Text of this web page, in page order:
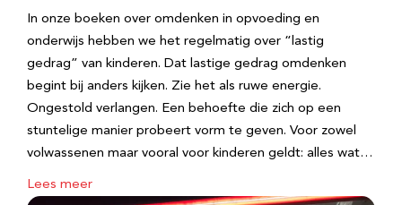
In onze boeken over omdenken in opvoeding en
onderwijs hebben we het regelmatig over “lastig
gedrag” van kinderen. Dat lastige gedrag omdenken
begint bij anders kijken. Zie het als ruwe energie.
Ongestold verlangen. Een behoefte die zich op een
stuntelige manier probeert vorm te geven. Voor zowel
volwassenen maar vooral voor kinderen geldt: alles wat…
Lees meer